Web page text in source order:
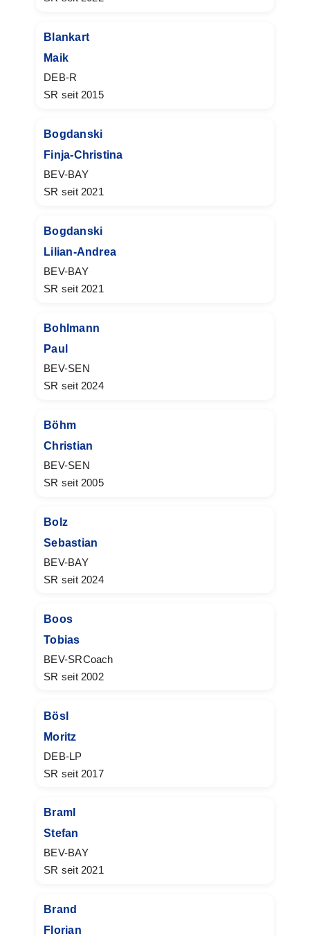
Blankart
Maik
DEB-R
SR seit 2015
Bogdanski
Finja-Christina
BEV-BAY
SR seit 2021
Bogdanski
Lilian-Andrea
BEV-BAY
SR seit 2021
Bohlmann
Paul
BEV-SEN
SR seit 2024
Böhm
Christian
BEV-SEN
SR seit 2005
Bolz
Sebastian
BEV-BAY
SR seit 2024
Boos
Tobias
BEV-SRCoach
SR seit 2002
Bösl
Moritz
DEB-LP
SR seit 2017
Braml
Stefan
BEV-BAY
SR seit 2021
Brand
Florian